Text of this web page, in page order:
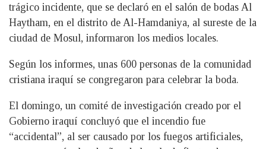
trágico incidente, que se declaró en el salón de bodas Al
Haytham, en el distrito de Al-Hamdaniya, al sureste de la
ciudad de Mosul, informaron los medios locales.
Según los informes, unas 600 personas de la comunidad
cristiana iraquí se congregaron para celebrar la boda.
El domingo, un comité de investigación creado por el
Gobierno iraquí concluyó que el incendio fue
“accidental”, al ser causado por los fuegos artificiales,